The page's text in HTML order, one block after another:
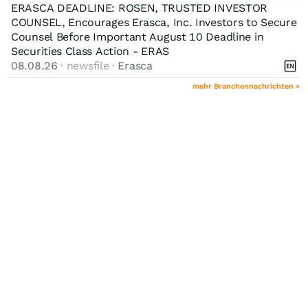
ERASCA DEADLINE: ROSEN, TRUSTED INVESTOR
COUNSEL, Encourages Erasca, Inc. Investors to Secure
Counsel Before Important August 10 Deadline in
Securities Class Action - ERAS
08.08.26 · newsfile · Erasca
mehr Branchennachrichten »